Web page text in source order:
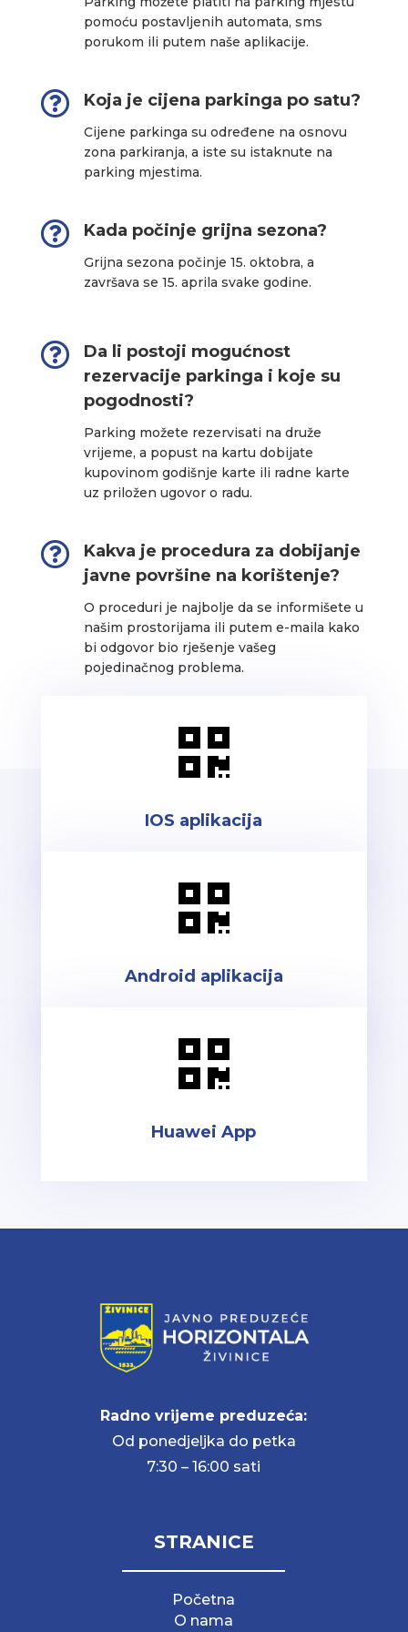
pomoću postavljenih automata, sms
porukom ili putem naše aplikacije.
 Koja je cijena parkinga po satu?
Cijene parkinga su određene na osnovu
zona parkiranja, a iste su istaknute na
parking mjestima.
 Kada počinje grijna sezona?
Grijna sezona počinje 15. oktobra, a
završava se 15. aprila svake godine.

Da li postoji mogućnost
rezervacije parkinga i koje su
pogodnosti?
Parking možete rezervisati na druže
vrijeme, a popust na kartu dobijate
kupovinom godišnje karte ili radne karte
uz priložen ugovor o radu.

Kakva je procedura za dobijanje
javne površine na korištenje?
O proceduri je najbolje da se informišete u
našim prostorijama ili putem e-maila kako
bi odgovor bio rješenje vašeg
pojedinačnog problema.

IOS aplikacija

Android aplikacija

Huawei App
Radno vrijeme preduzeća:
Od ponedjeljka do petka
7:30 – 16:00 sati
STRANICE
Početna
O nama